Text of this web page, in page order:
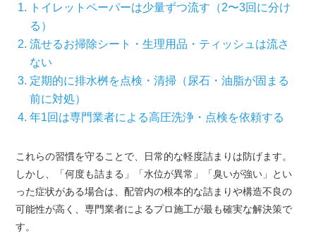
トイレットペーパーは少量ずつ流す（2〜3回に分け
る）
流せるお掃除シート・生理用品・ティッシュは流さ
ない
定期的に排水桝を点検・清掃（尿石・油脂が固まる
前に対処）
年1回は専門業者による高圧洗浄・点検を依頼する
これらの習慣を守ることで、日常的な軽度詰まりは防げます。
しかし、「何度も詰まる」「水位が異常」「臭いが強い」とい
った症状がある場合は、配管内の根本的な詰まりや構造不良の
可能性が高く、専門業者によるプロ施工が最も確実な解決策で
す。